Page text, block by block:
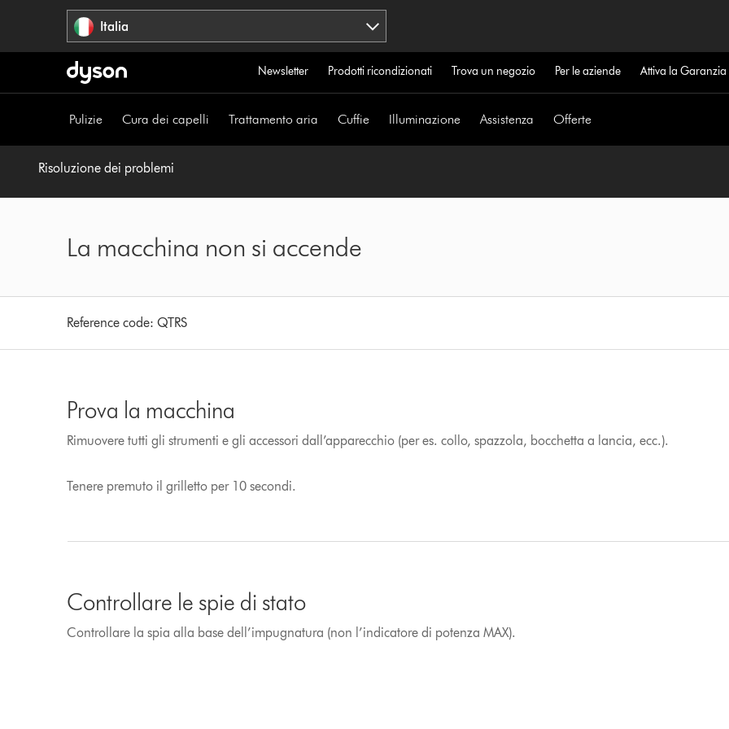
Italia
Newsletter Prodotti ricondizionati Trova un negozio Per le aziende Attiva la
Pulizie Cura dei capelli Trattamento aria Cuffie Illuminazione Assistenza Offerte
Risoluzione dei problemi
La macchina non si accende
Reference code:QTRS
Prova la macchina
Rimuovere tutti gli strumenti e gli accessori dall’apparecchio (per es. collo, spazzola, bocchetta a lancia, ecc.).
Tenere premuto il grilletto per 10 secondi.
Controllare le spie di stato
Controllare la spia alla base dell’impugnatura (non l’indicatore di potenza MAX).